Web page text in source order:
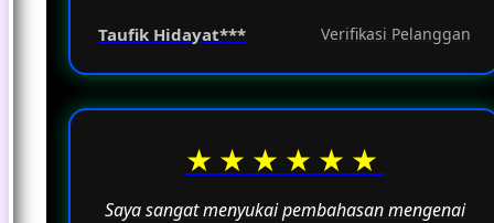
Taufik Hidayat*** Verifikasi Pelanggan
★★★★★★
Saya sangat menyukai pembahasan mengenai